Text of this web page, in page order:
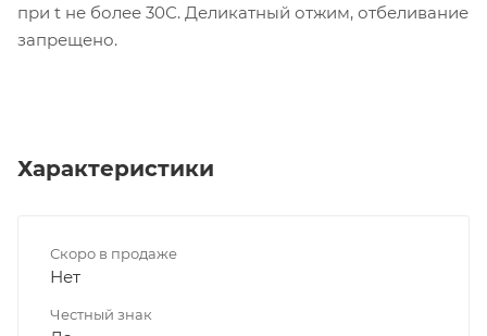
при t не более 30С. Деликатный отжим, отбеливание
запрещено.
Характеристики
Скоро в продаже
Нет
Честный знак